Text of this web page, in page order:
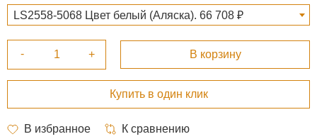
LS2558-5068 Цвет белый (Аляска). 66 708 ₽